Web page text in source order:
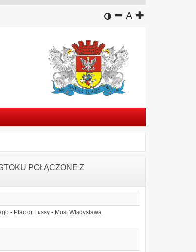
wersja kontrastowa
zmniejsz
Adomyślny
zwiększ
POŁĄCZONE Z
- Plac dr Lussy - Most Władysława